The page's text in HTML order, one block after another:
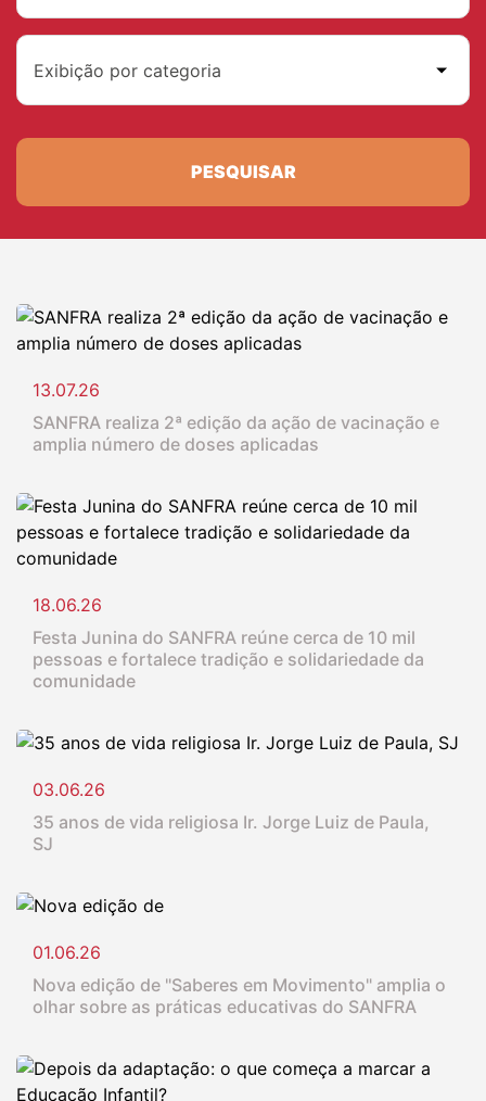
Exibição por categoria
PESQUISAR
13.07.26
SANFRA realiza 2ª edição da ação de vacinação e
amplia número de doses aplicadas
18.06.26
Festa Junina do SANFRA reúne cerca de 10 mil
pessoas e fortalece tradição e solidariedade da
comunidade
03.06.26
35 anos de vida religiosa Ir. Jorge Luiz de Paula,
SJ
01.06.26
Nova edição de "Saberes em Movimento" amplia o
olhar sobre as práticas educativas do SANFRA